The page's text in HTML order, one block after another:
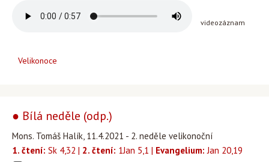
videozáznam
Velikonoce
● Bílá neděle (odp.)
Mons. Tomáš Halík, 11.4.2021 - 2. neděle velikonoční
1. čtení: Sk 4,32 | 2. čtení: 1Jan 5,1 | Evangelium: Jan 20,19